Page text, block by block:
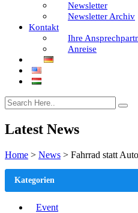
Newsletter
Newsletter Archiv
Kontakt
Ihre
Anreise
Latest News
Home > News > Fahrrad statt Auto
Kategorien
Event